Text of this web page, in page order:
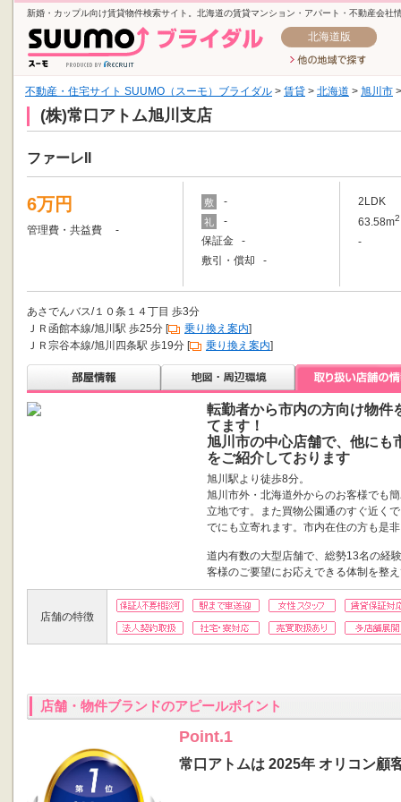
新婚・カップル向け賃貸物件検索サイト。北海道の賃貸マンション・アパート・不動産会社
北海道版
不動産・住宅サイト SUUMO（スーモ）ブライダル > 賃貸 > 北海道 > 旭川市
(株)常口アトム旭川支店
ファーレII
6万円
管理費・共益費 -
敷 -
礼
-
保証金 -
敷引・償却 -
2LDK
63.58m2
-
あさでんバス/１０条１４丁目 歩3分
ＪＲ函館本線/旭川駅 歩25分 [
乗り換え案内]
ＪＲ宗谷本線/旭川四条駅 歩19分 [
乗り換え案内]
転勤者から市内の方向け物件
てます！
旭川市の中心店舗で、他にも
をご紹介しております
旭川駅より徒歩8分。
旭川市外・北海道外からのお客様でも
立地です。また買物公園通のすぐ近く
でにも立寄れます。市内在住の方も是
道内有数の大型店舗で、総勢13名の経
客様のご要望にお応えできる体制を整
店舗の特徴
店舗・物件ブランドのアピールポイント
Point.1
常口アトムは 2025年 オリコン顧